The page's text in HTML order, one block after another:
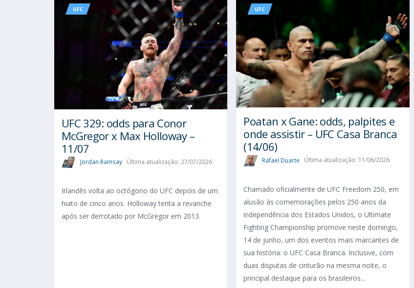
UFC
UFC 329: odds para Conor
McGregor x Max Holloway –
11/07
Jordan Ramsay Última atualização: 27/07/2026
Irlandês volta ao octógono do UFC depois de um
hiato de cinco anos. Holloway tenta a revanche
após ser derrotado por McGregor em 2013.
UFC
Poatan x Gane: odds, palpites e
onde assistir – UFC Casa Branca
(14/06)
Rafael Duarte Última atualização: 11/06/2026
Chamado oficialmente de UFC Freedom 250, em
alusão às comemorações pelos 250 anos da
independência dos Estados Unidos, o Ultimate
Fighting Championship promove neste domingo,
14 de junho, um dos eventos mais marcantes de
sua história: o UFC Casa Branca. Inclusive, com
duas disputas de cinturão na mesma noite, o
principal destaque para os brasileiros...